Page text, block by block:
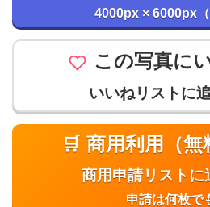
4000px × 6000px（
この写真に
いいねリストに
🛒 商用利用（
商用申請リストに
申請は何枚で